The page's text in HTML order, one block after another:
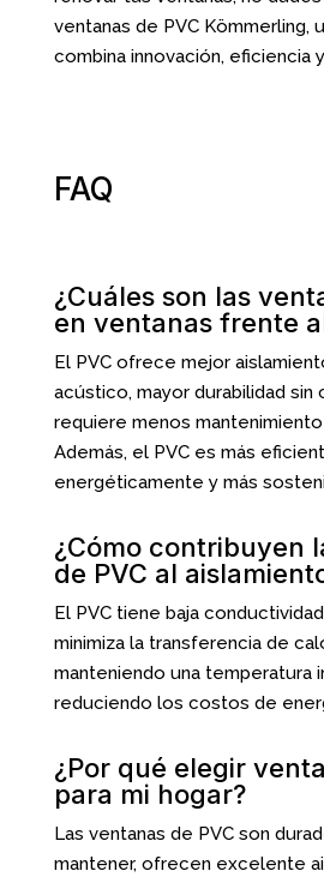
ventanas de PVC Kömmerling,
combina innovación, eficiencia
FAQ
¿Cuáles son las
en ventanas frente
El PVC ofrece mejor
acústico, mayor durabilidad sin
requiere menos
Además, el PVC es más
energéticamente y más
¿Cómo contribuyen
de PVC al
El PVC tiene baja
minimiza la transferencia de
manteniendo una temperatura
reduciendo los costos de
¿Por qué elegir
para mi hogar?
Las ventanas de PVC son
mantener, ofrecen excelente